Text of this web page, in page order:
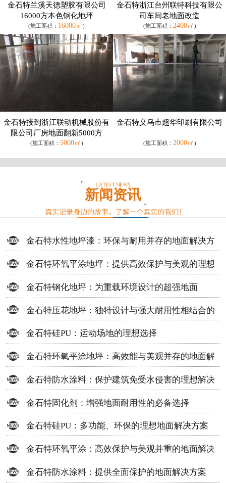
金石特兰溪天德塑胶有限公司
16000方本色钢化地坪
(施工面积： 16000㎡)
金石特浙江台州联特科技有限公
司车间老地面改造
(施工面积： 2400㎡)
金石特接到浙江联动机械股份有
限公司厂房地面翻新5000方
(施工面积： 5000㎡)
金石特义乌市超华印刷有限公司
(施工面积： 2000㎡)
新闻资讯
金石特水性地坪漆：环保与耐用并存的地面解决方
案
金石特环氧平涂地坪：提供高效保护与美观的理想
选择
金石特钢化地坪：为重载环境设计的超强地面
金石特压花地坪：独特设计与强大耐用性相结合的
地面材料
金石特硅PU：运动场地的理想选择
金石特环氧平涂地坪：高效能与美观并存的地面解
决方案
金石特防水涂料：保护建筑免受水侵害的理想解决
方案
金石特固化剂：增强地面耐用性的必备选择
金石特硅PU：多功能、环保的理想地面解决方案
金石特环氧平涂：高效保护与美观并重的地面解决
方案
金石特防水涂料：提供全面保护的地面解决方案